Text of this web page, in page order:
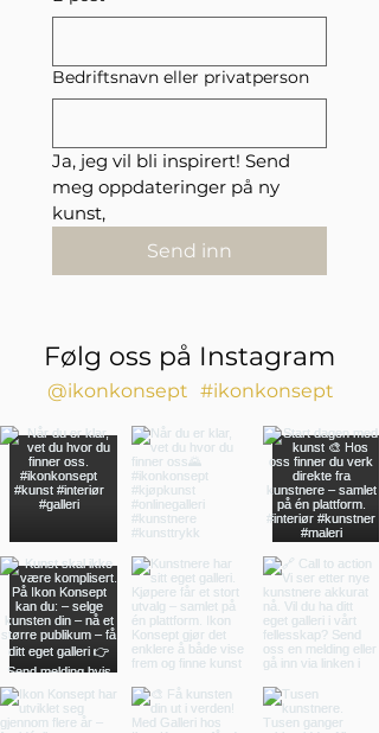
Bedriftsnavn eller privatperson
Ja, jeg vil bli inspirert! Send
meg oppdateringer på ny
kunst,
Send inn
Følg oss på Instagram
#ikonkonsept
@ikonkonsept